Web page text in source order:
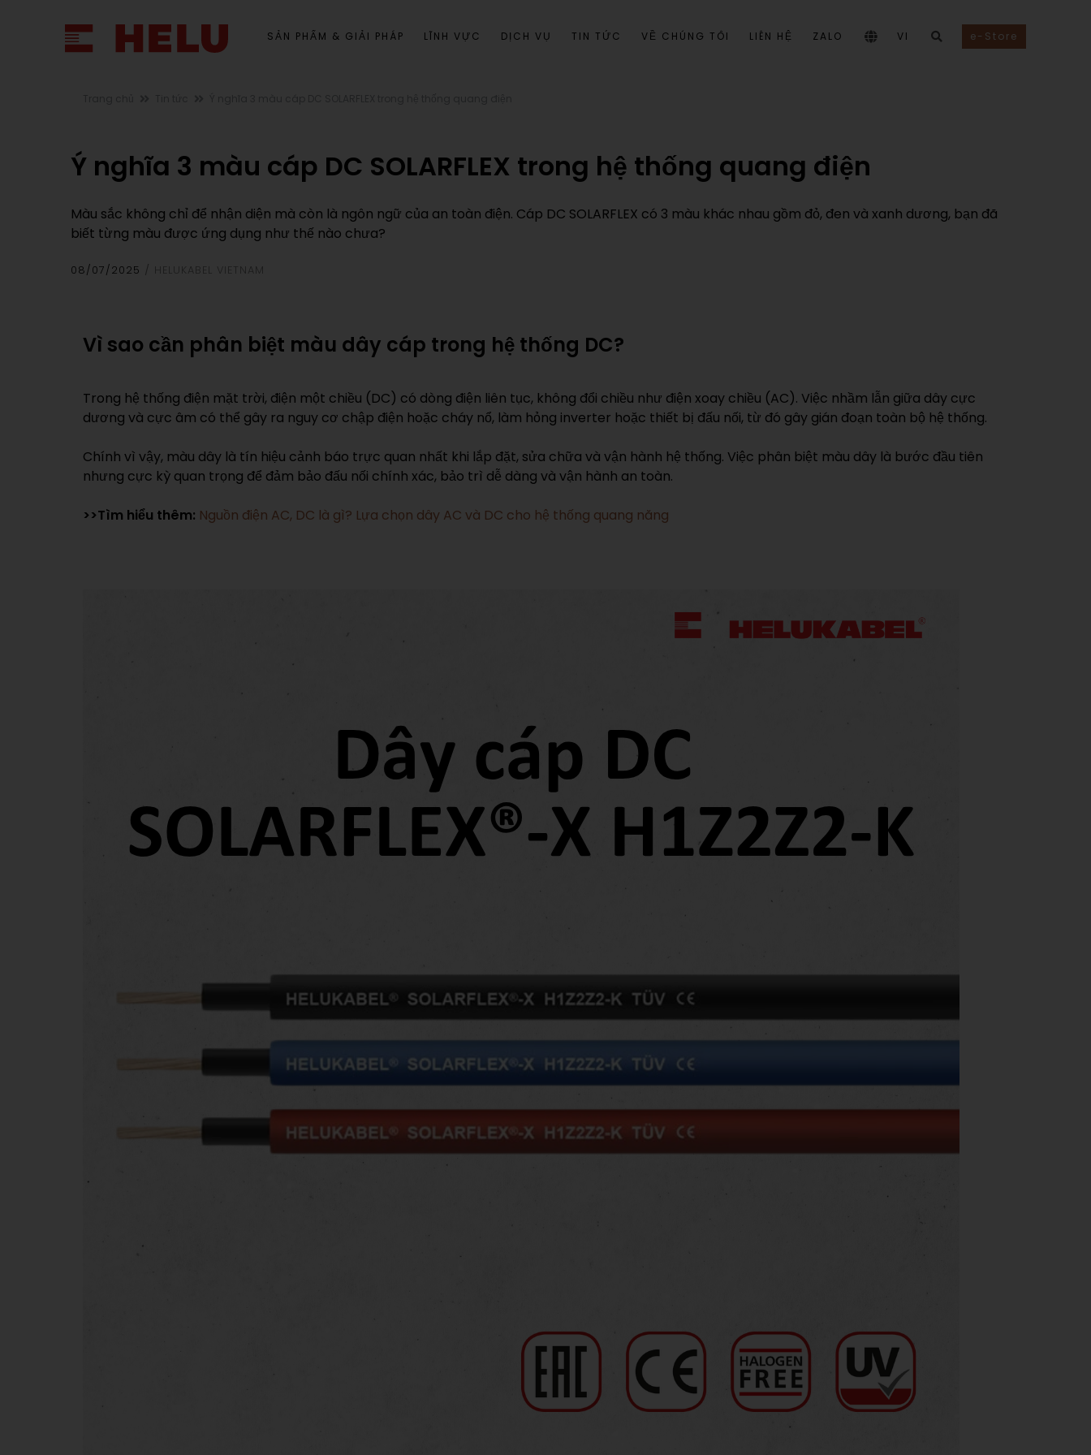
SẢN PHẨM & GIẢI PHÁP LĨNH VỰC DỊCH VỤ TIN TỨC VỀ CHÚNG TÔI LIÊN HỆ ZALO VI e-Store
Ý nghĩa 3 màu cáp DC SOLARFLEX trong hệ thống quang điện
Màu sắc không chỉ để nhận diện mà còn là ngôn ngữ của an toàn điện. Cáp DC SOLARFLEX có 3 màu khác nhau gồm đỏ, đen và xanh dương, bạn đã
biết từng màu được ứng dụng như thế nào chưa?
08/07/2025 HELUKABEL VIETNAM
Vì sao cần phân biệt màu dây cáp trong hệ thống DC?
Trong hệ thống điện mặt trời, điện một chiều (DC) có dòng điện liên tục, không đổi chiều như điện xoay chiều (AC). Việc nhầm lẫn giữa dây cực
dương và cực âm có thể gây ra nguy cơ chập điện hoặc cháy nổ, làm hỏng inverter hoặc thiết bị đấu nối, từ đó gây gián đoạn toàn bộ hệ thống.
Chính vì vậy, màu dây là tín hiệu cảnh báo trực quan nhất khi lắp đặt, sửa chữa và vận hành hệ thống. Việc phân biệt màu dây là bước đầu tiên
nhưng cực kỳ quan trọng để đảm bảo đấu nối chính xác, bảo trì dễ dàng và vận hành an toàn.
>>Tìm hiểu thêm: Nguồn điện AC, DC là gì? Lựa chọn dây AC và DC cho hệ thống quang năng